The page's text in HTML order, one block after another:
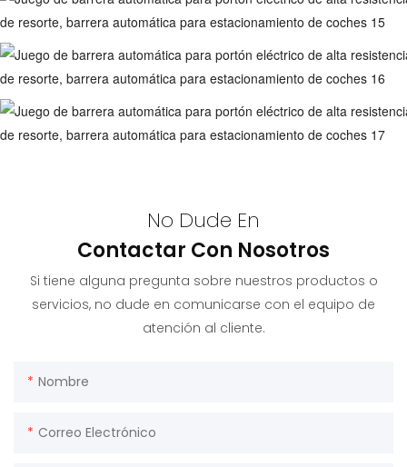
No Dude En
Contactar Con Nosotros
Si tiene alguna pregunta sobre nuestros productos o
servicios, no dude en comunicarse con el equipo de
atención al cliente.
Nombre
Correo Electrónico